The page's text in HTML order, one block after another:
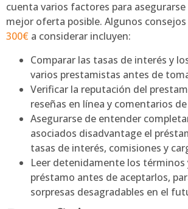
cuenta varios factores para
mejor oferta posible. Algunos consejos
300€ a considerar incluyen:
Comparar las tasas de interés y
varios prestamistas antes de
Verificar la reputación del
reseñas en línea y comentarios
Asegurarse de entender
asociados disadvantage el
tasas de interés, comisiones y
Leer detenidamente los términos
préstamo antes de aceptarlos,
sorpresas desagradables en el